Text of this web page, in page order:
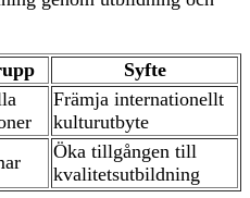
Syfte
Främja internationellt
kulturutbyte
Öka tillgången till
kvalitetsutbildning